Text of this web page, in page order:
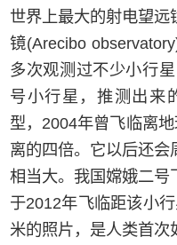
世界上最大的射电望
镜(Arecibo
多次观测过不少小行
号小行星，推测出来
型， 2004年曾飞临离
离的四倍。它以后还
相当大。我国嫦娥二号
于2012年飞临距该小
米的照片，是人类首